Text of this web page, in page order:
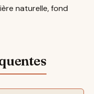
naturelle, fond